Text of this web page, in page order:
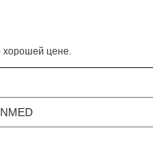
хорошей цене.